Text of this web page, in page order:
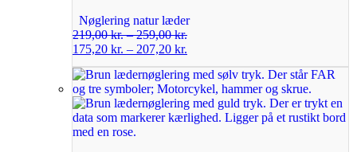
Nøglering natur læder
219,00kr.–259,00kr.
175,20 kr. – 207,20 kr.